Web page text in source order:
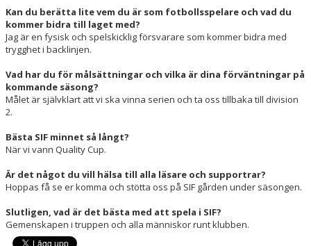
Kan du berätta lite vem du är som fotbollsspelare och vad du
kommer bidra till laget med?
Jag är en fysisk och spelskicklig försvarare som kommer bidra med
trygghet i backlinjen.
Vad har du för målsättningar och vilka är dina förväntningar på
kommande säsong?
Målet är självklart att vi ska vinna serien och ta oss tillbaka till division
2.
Bästa SIF minnet så långt?
När vi vann Quality Cup.
Är det något du vill hälsa till alla läsare och supportrar?
Hoppas få se er komma och stötta oss på SIF gården under säsongen.
Slutligen, vad är det bästa med att spela i SIF?
Gemenskapen i truppen och alla människor runt klubben.